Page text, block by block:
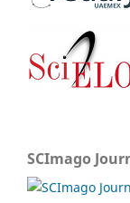
SCImago